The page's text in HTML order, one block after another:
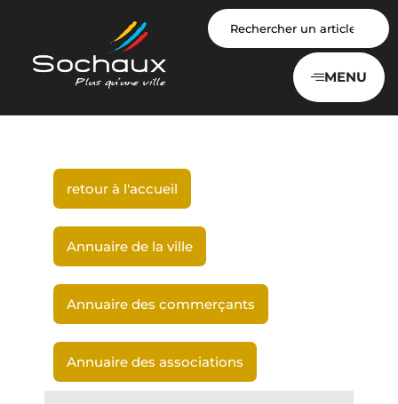
MENU
retour à l'accueil
Annuaire de la ville
Annuaire des commerçants
Annuaire des associations
Panneau de gestion des cookies